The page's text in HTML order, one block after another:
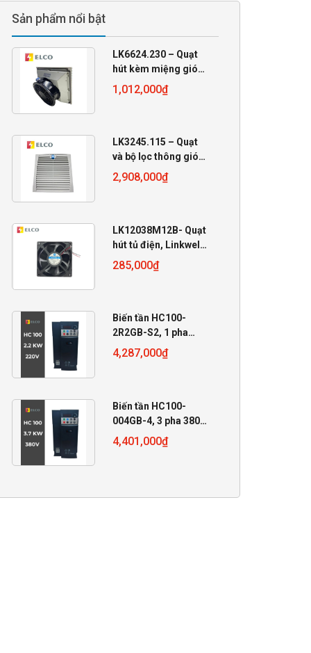
Sản phẩm nổi bật
LK6624.230 – Quạt
hút kèm miệng gió
230VAC
255x255x105
1,012,000₫
LK3245.115 – Quạt
và bộ lọc thông gió
Linkwell 115VAC
2,908,000₫
LK12038M12B- Quạt
hút tủ điện, Linkwell
12V, 120x120x38mm
285,000₫
Biến tần HC100-
2R2GB-S2, 1 pha
220V, 2.2 KW
4,287,000₫
Biến tần HC100-
004GB-4, 3 pha 380V,
4 KW
4,401,000₫